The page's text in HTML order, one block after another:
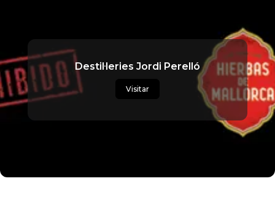
Destil·leries Jordi Perelló
Visitar